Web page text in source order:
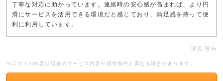
丁寧な対応に助かっています。連絡時の安心感が高まれば、より円
滑にサービスを活用できる環境だと感じており、満足感を持って便
利に利用しています。
違反報告
※口コミの内容は現在のサービス内容や貸付条件と異なる場合があります。